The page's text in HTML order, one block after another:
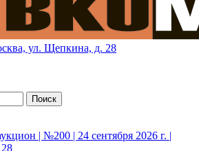
ул. Щепкина, д. 28
| №200 | 24 сентября 2026 г. |